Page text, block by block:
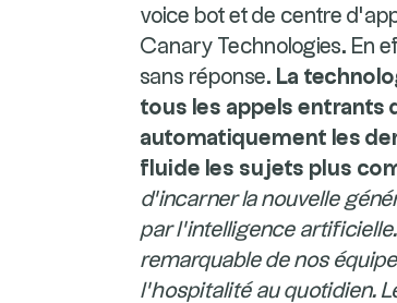
voice bot et de centre
Canary Technologies. En
sans réponse. La
tous les appels entrants
automatiquement les
fluide les sujets plus
d’incarner la nouvelle
par l’intelligence
remarquable de nos
l’hospitalité au quotidien.